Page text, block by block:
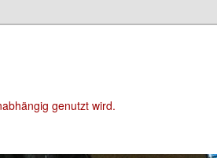
genutzt wird.